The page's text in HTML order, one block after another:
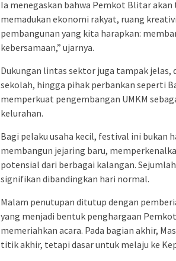
Ia menegaskan bahwa Pemkot Blitar
memadukan ekonomi rakyat, ruang
pembangunan yang kita harapkan:
kebersamaan,” ujarnya.
Dukungan lintas sektor juga tampak jelas,
sekolah, hingga pihak perbankan seperti
memperkuat pengembangan UMKM
kelurahan.
Bagi pelaku usaha kecil, festival ini bukan
membangun jejaring baru,
potensial dari berbagai kalangan.
signifikan dibandingkan hari normal.
Malam penutupan ditutup dengan
yang menjadi bentuk penghargaan
memeriahkan acara. Pada bagian akhir,
titik akhir, tetapi dasar untuk melaju ke